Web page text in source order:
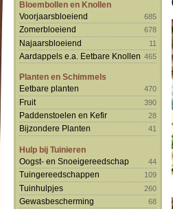
Bloembollen en Knollen
Voorjaarsbloeiend
685
Zomerbloeiend 678
Najaarsbloeiend 11
Aardappels e.a. Eetbare Knollen 465
Planten en Schimmels
Eetbare planten
470
Fruit 390
Paddenstoelen en Kefir 28
Bijzondere Planten 41
Hulp bij Tuinieren
Oogst- en Snoeigereedschap
44
Tuingereedschappen 109
Tuinhulpjes 260
Gewasbescherming 68